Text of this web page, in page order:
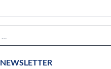
NEWSLETTER